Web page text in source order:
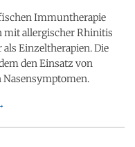
Immuntherapie
mit allergischer Rhinitis
Einzeltherapien. Die
den Einsatz von